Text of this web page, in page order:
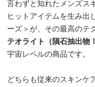
言わずと知れたメンズス
ヒットアイテムを生み出
ーズ＞が、その最高のテ
テオライト（隕石抽出物
宇宙レベルの商品です。
どちらも従来のスキンケ